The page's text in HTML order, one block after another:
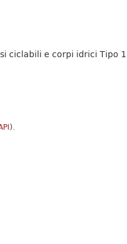
ciclabili e corpi idrici Tipo
).